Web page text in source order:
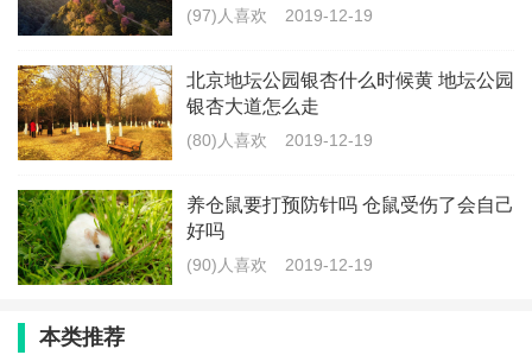
宜：开业 结婚 领证 开工 动土 订婚 安葬 上
梁 开张 入学 求嗣 赴任 祈福 祭祀 解除 开
市 纳财 裁衣 嫁娶 纳采 冠笄 立券 竖柱 栽
种 斋醮 求财
忌：搬家 装修 入宅 出行 旅游 修造 安香 移
徙 盖屋 求医 词讼 分居 开仓 造桥 置产 筑
(97)人喜欢 2019-12-19
北京地坛公园银杏什么时候黄 地坛公园
银杏大道怎么走
(80)人喜欢 2019-12-19
养仓鼠要打预防针吗 仓鼠受伤了会自己
好吗
(90)人喜欢 2019-12-19
本类推荐